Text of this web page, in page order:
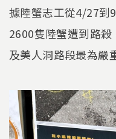
據陸蟹志工從4/27到
2600隻陸蟹遭到路
及美人洞路段最為嚴